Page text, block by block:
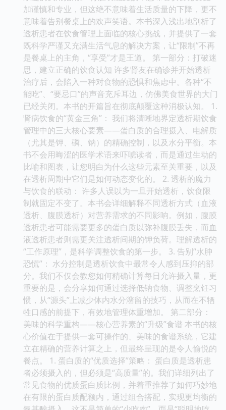
加谨慎和专业，但这绝不意味着生活质量的下降，更不
意味着告别餐桌上的欢声笑语。本书深入浅出地剖析了
透析患者在饮食管理上面临的核心挑战，并提供了一套
既科学严谨又充满生活气息的解决方案，让“限制”不再
是餐桌上的主角，“享受”才是王道。 第一部分：打破迷
思，建立正确的饮食认知 许多肾友在确诊并开始透析
治疗后，会陷入一种对食物的恐惧和焦虑中。各种“不
能吃”、“要忌口”的声音充斥耳边，仿佛美食世界的大门
已经关闭。本书的开篇旨在彻底颠覆这种消极认知。 1.
肾病饮食的“黄金三角”： 我们将清晰地界定透析期饮食
管理中的三大核心要素——蛋白质的合理摄入、电解质
（尤其是钾、磷、钠）的精确控制，以及水分平衡。本
书不会用晦涩的医学术语来吓唬读者，而是通过生动的
比喻和图表，让您明白为什么这些元素至关重要，以及
在透析周期中它们是如何动态变化的。 2. 透析的魔力
与饮食的联动： 许多人误以为一旦开始透析，饮食限
制就固定不变了。本书会详细解释不同透析方式（血液
透析、腹膜透析）对营养需求的不同影响。例如，腹膜
透析患者可能需要更多的蛋白质以弥补腹膜丢失，而血
液透析患者则需更关注透析间期的钾负荷。理解透析的
“工作原理”，是科学调整饮食的第一步。 3. 告别“水肿
恐慌”： 水分控制是透析饮食中最常令人感到压抑的部
分。我们不仅会教您如何精确计算每日允许摄入量，更
重要的是，会分享如何通过选择低钠食物、调整烹饪习
惯，从“源头”上减少体内水分潴留的技巧，从而在不牺
牲口感的前提下，有效地管理体重增加。 第二部分：
美味的科学重构——核心营养素的“升级”食谱 本书的核
心价值在于提供一套可操作的、美味的食谱系统，它建
立在精确的营养计算之上，但最终呈现的是令人愉悦的
餐点。 1. 蛋白质的“优质选择”策略： 蛋白质是透析患
者必须摄入的，但必须是“高质量”的。我们详细列出了
常见食物的优质蛋白质比例，并着重推荐了如何巧妙地
在有限的蛋白质配额内，通过组合搭配，实现更均衡的